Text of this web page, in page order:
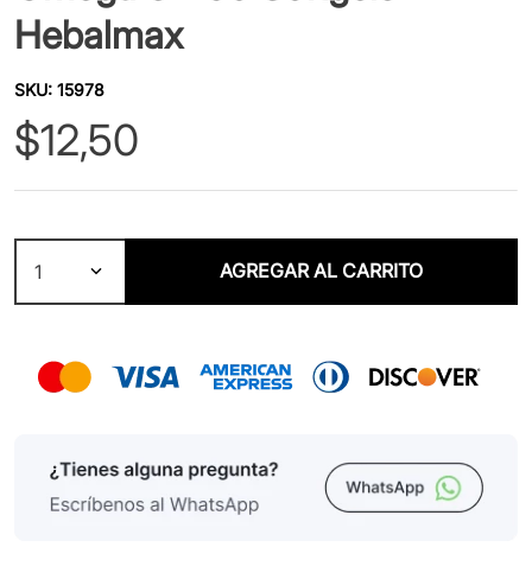
Hebalmax
SKU:15978
$12,50
1 AGREGAR AL CARRITO